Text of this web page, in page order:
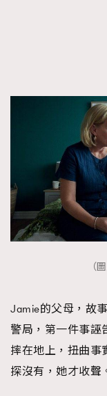
（
Jamie的父母，故
警局，第一件事誣
摔在地上，扭曲事
探沒有，她才收聲